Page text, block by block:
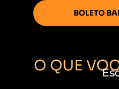
BOLETO
O QUE